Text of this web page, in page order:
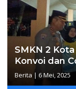
SMKN 2
Konvoi dan
Berita | 6 Mei, 2025